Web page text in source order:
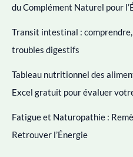
du Complément Naturel pour
Transit intestinal :
troubles digestifs
Tableau nutritionnel des
Excel gratuit pour évaluer
Fatigue et Naturopathie :
Retrouver l’Énergie